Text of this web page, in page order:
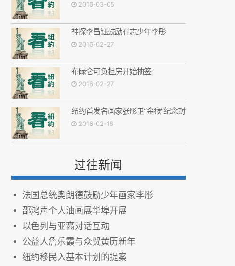
2016-03-05
神探李昌钰鼓励有志少年李彤
2016-02-27
布碌仑可负担房开始抽签
2016-02-27
纽约首发名画家张彤卫“金猴”纪念封
2016-02-18
过往新闻
法国总统奥朗德鼓励少年画家李彤
邵鸿声个人油画展华埠开展
以色列与亚裔对话互动
公益人詹乐霞与众贺黄历新年
纽约移民入基本计划的提案